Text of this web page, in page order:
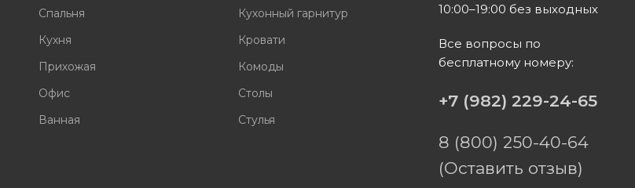
Спальня
Кухня
Прихожая
Офис
Ванная
Кухонный гарнитур
Кровати
Комоды
Столы
Стулья
10:00–19:00 без выходных
Все вопросы по
бесплатному номеру:
+7 (982) 229-24-65
8 (800) 250-40-64
(Оставить отзыв)